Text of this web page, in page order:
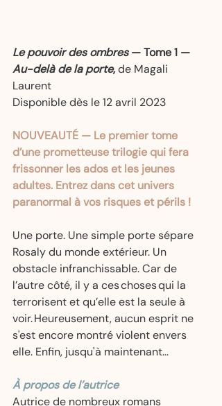
Le pouvoir des ombres — Tome 1 —
Au-delà de la porte, de Magali
Laurent
Disponible dès le 12 avril 2023
NOUVEAUTÉ — Le premier tome
d’une prometteuse trilogie qui fera
frissonner les ados et les jeunes
adultes. Entrez dans cet univers
paranormal à vos risques et périls !
Une porte. Une simple porte sépare
Rosaly du monde extérieur. Un
obstacle infranchissable. Car de
l’autre côté, il y a ces choses qui la
terrorisent et qu’elle est la seule à
voir. Heureusement, aucun esprit ne
s'est encore montré violent envers
elle. Enfin, jusqu'à maintenant...
À propos de l’autrice
Autrice de nombreux romans